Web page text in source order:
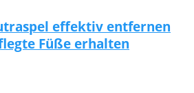
effektiv entfernen
Füße erhalten